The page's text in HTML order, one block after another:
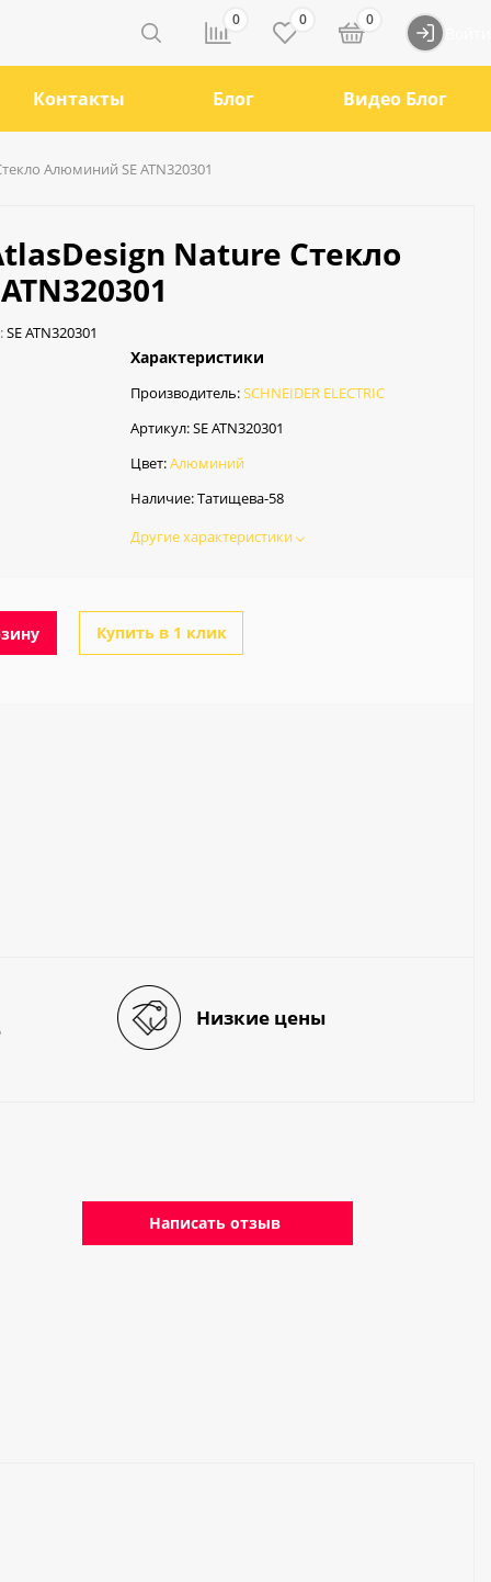
0 0 0
Контакты Блог Видео Блог
Алюминий SE ATN320301
Nature Стекло
SE ATN320301
Характеристики
Производитель:SCHNEIDER ELECTRIC
Артикул:SE ATN320301
Цвет:Алюминий
Наличие:Татищева-58
Другие характеристики
Купить в 1 клик
Низкие цены
Написать отзыв